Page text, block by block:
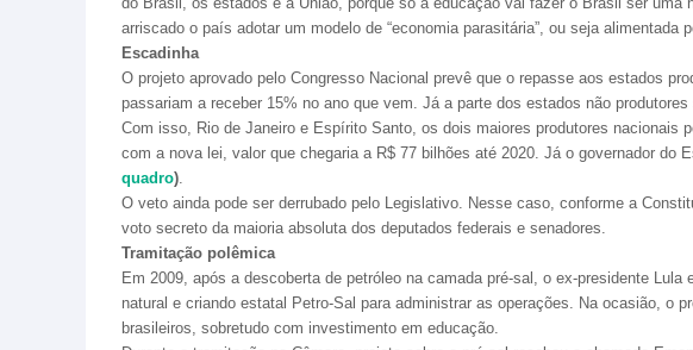
arriscado o país adotar um modelo de “economia parasitária”, ou seja alimentada
Escadinha
O projeto aprovado pelo Congresso Nacional prevê que o repasse aos estados
passariam a receber 15% no ano que vem. Já a parte dos estados não
Com isso, Rio de Janeiro e Espírito Santo, os dois maiores produtores nacionais
com a nova lei, valor que chegaria a R$ 77 bilhões até 2020. Já o governador do
quadro).
O veto ainda pode ser derrubado pelo Legislativo. Nesse caso, conforme a
voto secreto da maioria absoluta dos deputados federais e senadores.
Tramitação polêmica
Em 2009, após a descoberta de petróleo na camada pré-sal, o ex-presidente
natural e criando estatal Petro-Sal para administrar as operações. Na ocasião, o
brasileiros, sobretudo com investimento em educação.